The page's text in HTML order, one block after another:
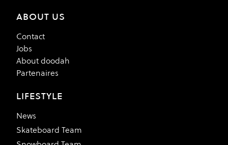
ABOUT US
Contact
Jobs
About doodah
Partenaires
LIFESTYLE
News
Skateboard Team